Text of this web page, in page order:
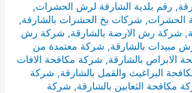
, رقم بلدية الشارقة لرش الحشرات,
الحشرات, شركات بخ الحشرات بالشارقة,
, شركة رش الارضة بالشارقة, شركة رش
مبيدات بالشارقة, شركة معتمدة من
الابراص بالشارقة, شركة مكافحة الافات
البراغيث والقمل بالشارقة, شركة
مكافحة الثعابين بالشارقة, شركة